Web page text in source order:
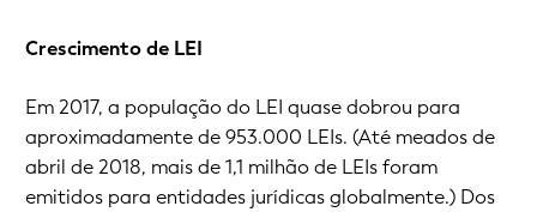
Crescimento de LEI
Em 2017, a população do LEI quase dobrou para
aproximadamente de 953.000 LEIs. (Até meados de
abril de 2018, mais de 1,1 milhão de LEIs foram
emitidos para entidades jurídicas globalmente.) Dos